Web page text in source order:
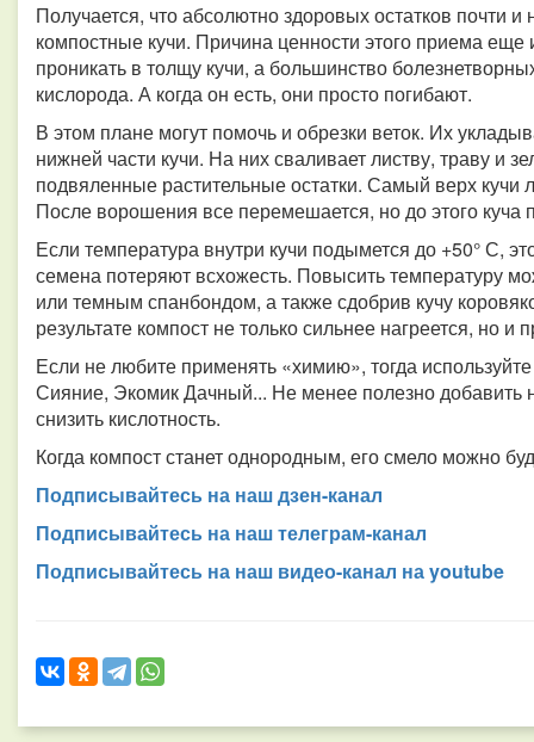
Получается, что абсолютно здоровых остатков почти
компостные кучи. Причина ценности этого приема еще
проникать в толщу кучи, а большинство
кислорода. А когда он есть, они просто погибают.
В этом плане могут помочь и обрезки веток. Их
нижней части кучи. На них сваливает листву, траву и
подвяленные растительные остатки. Самый верх
После ворошения все перемешается, но до этого куча
Если температура внутри кучи подымется до +50° С,
семена потеряют всхожесть. Повысить температуру
или темным спанбондом, а также сдобрив кучу
результате компост не только сильнее нагреется, но и
Если не любите применять «химию», тогда
Сияние, Экомик Дачный... Не менее полезно добавить
снизить кислотность.
Когда компост станет однородным, его смело можно
Подписывайтесь на наш дзен-канал
Подписывайтесь на наш телеграм-канал
Подписывайтесь на наш видео-канал на youtube